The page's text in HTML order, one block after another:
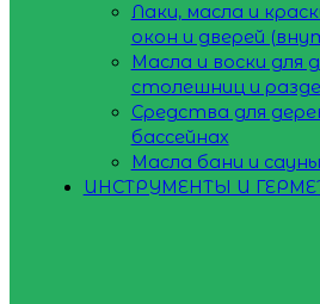
Лаки, масла и
окон и дверей
Масла и воски для
столешниц и
Средства для
бассейнах
Масла бани и сауны
ИНСТРУМЕНТЫ И